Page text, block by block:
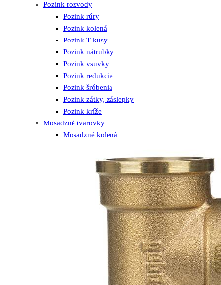
Pozink rozvody
Pozink rúry
Pozink kolená
Pozink T-kusy
Pozink nátrubky
Pozink vsuvky
Pozink redukcie
Pozink šróbenia
Pozink zátky, záslepky
Pozink kríže
Mosadzné tvarovky
Mosadzné kolená